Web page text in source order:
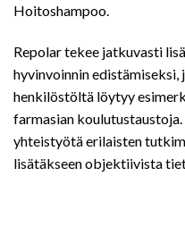
Hoitoshampoo.
Repolar tekee jatkuvasti
hyvinvoinnin
henkilöstöltä löytyy
farmasian
yhteistyötä erilaisten
lisätäkseen objektiivista